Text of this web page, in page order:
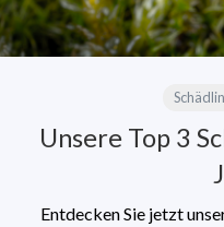
Unsere Top 3
Entdecken Sie jetzt